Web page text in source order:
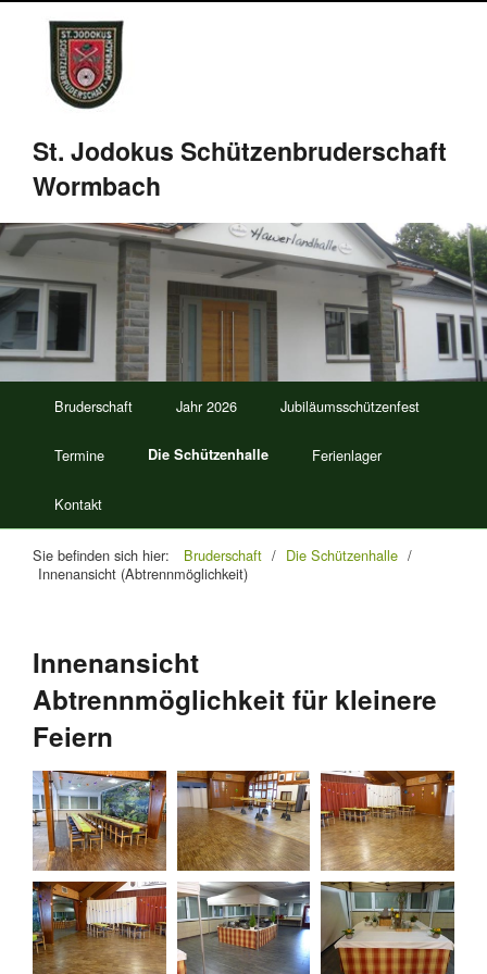
St. Jodokus Schützenbruderschaft
Wormbach
Bruderschaft Jahr 2026 Jubiläumsschützenfest
Termine Die Schützenhalle Ferienlager
Kontakt
Sie befinden sich hier: Bruderschaft / Die Schützenhalle /
Innenansicht (Abtrennmöglichkeit)
Innenansicht
Abtrennmöglichkeit für kleinere
Feiern